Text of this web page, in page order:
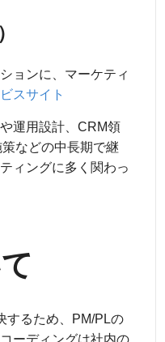
ョンに、マーケティ
スサイト
運用設計、CRM領
などの中長期で継
ィングに多く関わっ
するため、PM/PLの
ーディングは社内の